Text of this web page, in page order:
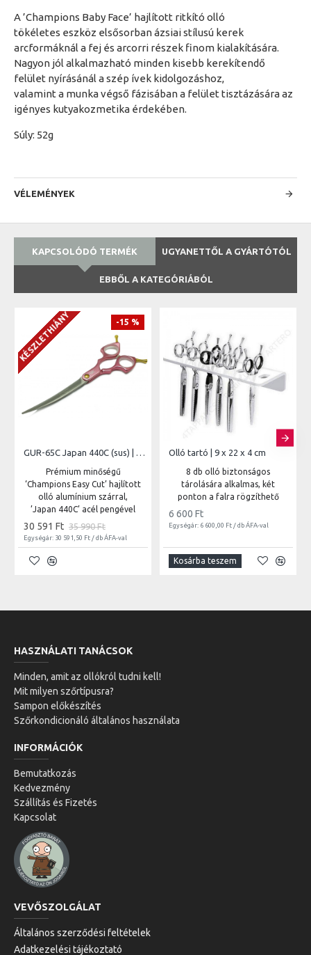
A ’Champions Baby Face’ hajlított ritkító olló
tökéletes eszköz elsősorban ázsiai stílusú kerek
arcformáknál a fej és arcorri részek finom kialakítására.
Nagyon jól alkalmazható minden kisebb kerekítendő
felület nyírásánál a szép ívek kidolgozáshoz,
valamint a munka végső fázisában a felület tisztázására az
igényes kutyakozmetika érdekében.
Súly: 52g
VÉLEMÉNYEK
KAPCSOLÓDÓ TERMÉK UGYANETTŐL A GYÁRTÓTÓL
EBBŐL A KATEGÓRIÁBÓL
-15 %
KÉSZLETHIÁNY
GUR-65C Japan 440C (sus) | 6,5" - vágóél hossz 8,2 cm - teljes hossz 16,9 cm
Prémium minőségű
‘Champions Easy Cut’ hajlított
olló alumínium szárral,
’Japan 440C’ acél pengével
30 591 Ft 35 990 Ft
Egységár: 30 591,50 Ft / db ÁFA-val
Olló tartó | 9 x 22 x 4 cm
8 db olló biztonságos
tárolására alkalmas, két
ponton a falra rögzíthető
6 600 Ft
Egységár: 6 600,00 Ft / db ÁFA-val
Kosárba teszem
HASZNÁLATI TANÁCSOK
Minden, amit az ollókról tudni kell!
Mit milyen szőrtípusra?
Sampon előkészítés
Szőrkondicionáló általános használata
INFORMÁCIÓK
Bemutatkozás
Kedvezmény
Szállítás és Fizetés
Kapcsolat
VEVŐSZOLGÁLAT
Általános szerződési feltételek
Adatkezelési tájékoztató